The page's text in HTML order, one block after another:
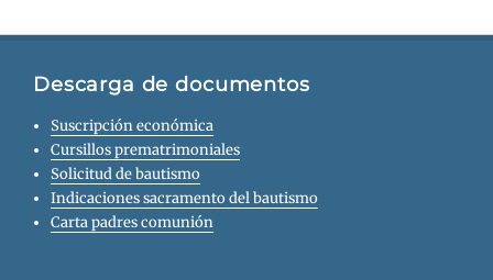
Descarga de documentos
Suscripción económica
Cursillos prematrimoniales
Solicitud de bautismo
Indicaciones sacramento del bautismo
Carta padres comunión